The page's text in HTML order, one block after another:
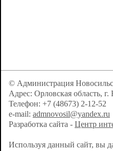
© Администрация
Адрес: Орловская область,
Телефон: +7 (48673) 2-12-52
e-mail: admnovosil@yandex.ru
Разработка сайта - Центр
Используя данный сайт, вы